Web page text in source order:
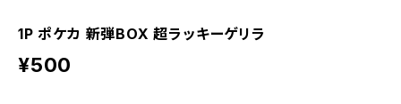
1P ポケカ 新弾BOX 超ラッキーゲリラ
¥500